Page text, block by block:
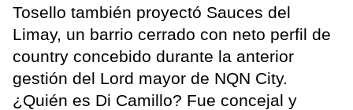
Tosello también proyectó Sauces del
Limay, un barrio cerrado con neto perfil de
country concebido durante la anterior
gestión del Lord mayor de NQN City.
¿Quién es Di Camillo? Fue concejal y